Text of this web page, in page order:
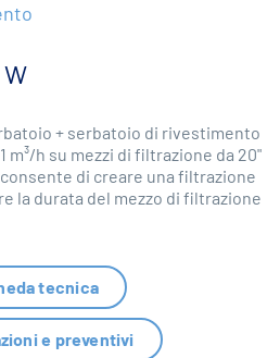
+ serbatoio di rivestimento
m³/h su mezzi di filtrazione da 20"
di creare una filtrazione
la durata del mezzo di filtrazione
tecnica
e preventivi